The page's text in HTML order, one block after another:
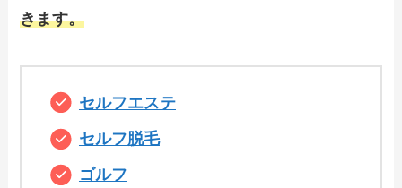
きます。
セルフエステ
セルフ脱毛
ゴルフ